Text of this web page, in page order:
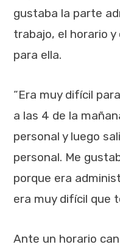
gustaba la parte
trabajo, el horario
para ella.
“Era muy difícil
a las 4 de la
personal y luego
personal. Me
porque era
era muy difícil que
Ante un horario